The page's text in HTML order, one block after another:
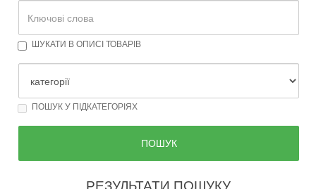
ШУКАТИ В ОПИСІ ТОВАРІВ
ПОШУК У ПІДКАТЕГОРІЯХ
РЕЗУЛЬТАТИ ПОШУКУ